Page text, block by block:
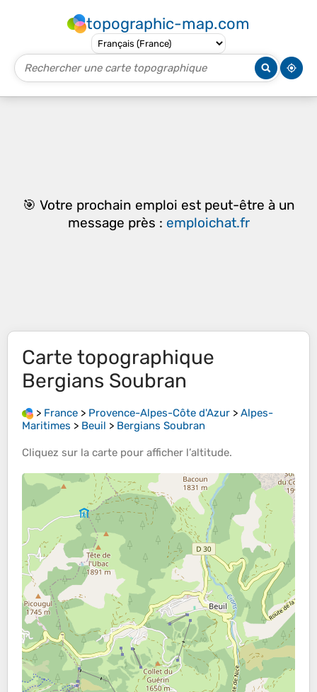
topographic-map.com
🎯 Votre prochain emploi est peut-être à un
message près : emploichat.fr
Carte topographique
Bergians Soubran
> France > Provence-Alpes-Côte d'Azur > Alpes-
Maritimes > Beuil > Bergians Soubran
Cliquez sur la carte pour afficher l’altitude.